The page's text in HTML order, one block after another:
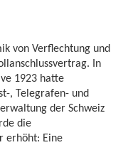
von Verflechtung und
In
1923 hatte
, Telegrafen- und
der Schweiz
die
erhöht: Eine